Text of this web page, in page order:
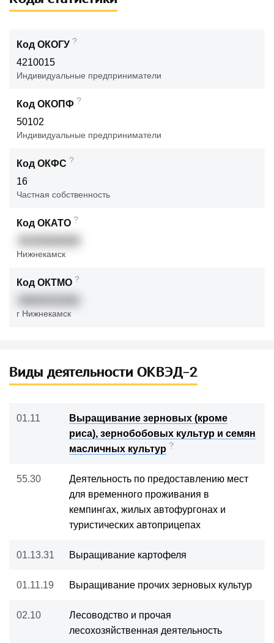
Код ОКОГУ ?
4210015
Индивидуальные предприниматели
Код ОКОПФ ?
50102
Индивидуальные предприниматели
Код ОКФС ?
16
Частная собственность
Код ОКАТО ?
Нижнекамск
Код ОКТМО ?
г Нижнекамск
Виды деятельности ОКВЭД-2
01.11
Выращивание зерновых (кроме
риса), зернобобовых культур и семян
масличных культур ?
55.30
Деятельность по предоставлению мест
для временного проживания в
кемпингах, жилых автофургонах и
туристических автоприцепах
01.13.31 Выращивание картофеля
01.11.19 Выращивание прочих зерновых культур
02.10
Лесоводство и прочая
лесохозяйственная деятельность